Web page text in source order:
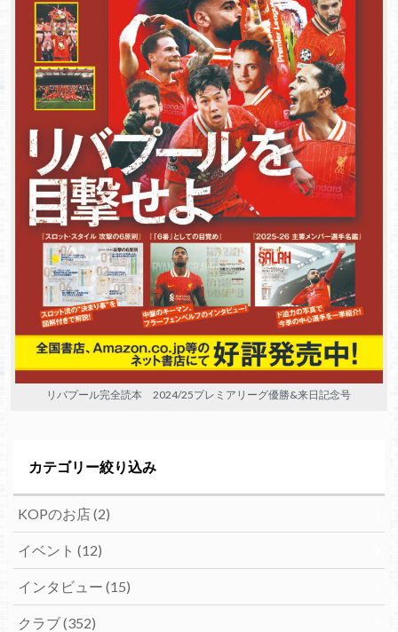
リバプール完全読本 2024/25プレミアリーグ優勝&来日記念号
カテゴリー絞り込み
KOPのお店(2)
イベント (12)
インタビュー (15)
クラブ(352)